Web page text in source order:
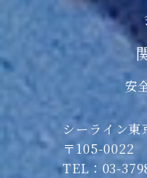
安
シーライン
〒105-0022
TEL：03-